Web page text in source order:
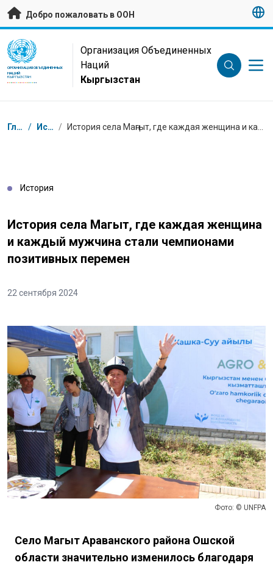
Перейти к основному содержанию
Добро пожаловать в ООН
UN Logo
ОРГАНИЗАЦИЯ ОБЪЕДИНЕННЫХ
НАЦИЙ
КЫРГЫЗСТАН
Организация Объединенных
Наций
Кыргызстан
Навигационная цепочка
Главная / Истории /
История
История села Маңгыт, где каждая женщина
и каждый мужчина стали чемпионами
позитивных перемен
22 сентября 2024
Фото: © UNFPA
Село Маңгыт Араванского района Ошской
области значительно изменилось благодаря